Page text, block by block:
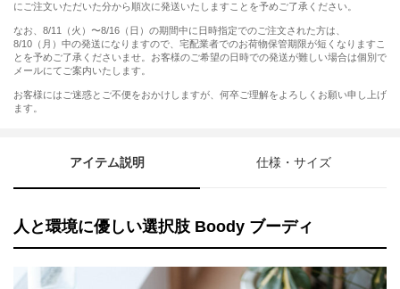
にご注文いただいた分から順次に発送いたしますことを予めご了承ください。
なお、8/11（火）〜8/16（日）の期間中に日時指定でのご注文された方は、
8/10（月）中の発送になりますので、宅配業者でのお荷物保管期限が短くなりますこ
とを予めご了承くださいませ。お客様のご希望の日時での発送が難しい場合は個別で
メールにてご案内いたします。
お客様にはご迷惑とご不便をおかけしますが、何卒ご理解をよろしくお願い申し上げ
ます。
アイテム説明 仕様・サイズ
人と環境に優しい選択肢 Boody ブーディ